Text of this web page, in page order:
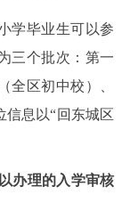
毕业生可以参
三个批次：第一
全区初中校）、
信息以“回东城区
办理的入学审核